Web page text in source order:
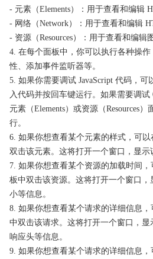
- 元素（Elements）：用于查看和编辑
- 网络（Network）：用于查看和编辑
- 资源（Resources）：用于查看和编辑
4. 在每个面板中，你可以执行各种操
性、添加事件监听器等。
5. 如果你需要调试 JavaScript 代码，可
入代码并按回车键运行。如果需要调
元素（Elements）或资源（Resources
行。
6. 如果你想查看某个元素的样式，可以
双击该元素。这将打开一个窗口，显示
7. 如果你想查看某个资源的加载时间，
板中双击该资源。这将打开一个窗口
小等信息。
8. 如果你想查看某个请求的详细信息
中双击该请求。这将打开一个窗口，显
响应头等信息。
9. 如果你想查看某个请求的详细信息